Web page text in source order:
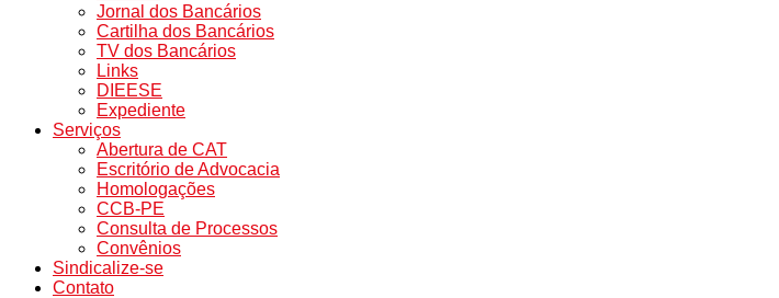
Jornal dos Bancários
Cartilha dos Bancários
TV dos Bancários
Links
DIEESE
Expediente
Serviços
Abertura de CAT
Escritório de Advocacia
Homologações
CCB-PE
Consulta de Processos
Convênios
Sindicalize-se
Contato